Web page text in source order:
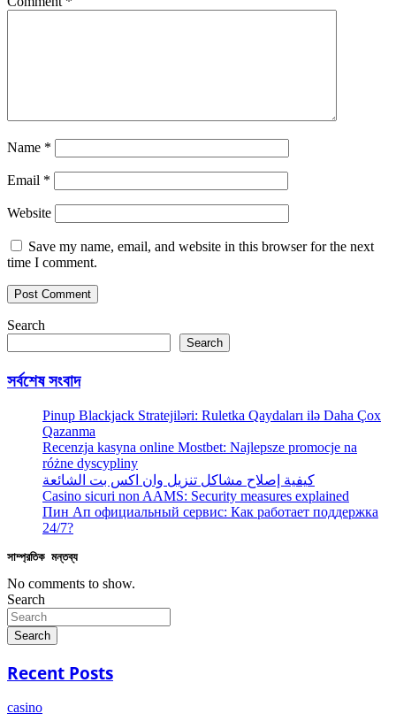
Name *
Email *
Website
Save my name, email, and website in this browser for the next
time I comment.
Search
Search
সর্বশেষ সংবাদ
Pinup Blackjack Stratejiləri: Ruletka Qaydaları ilə Daha Çox
Qazanma
Recenzja kasyna online Mostbet: Najlepsze promocje na
różne dyscypliny
كيفية إصلاح مشاكل تنزيل وان اكس بت الشائعة
Casino sicuri non AAMS: Security measures explained
Пин Ап официальный сервис: Как работает поддержка
24/7?
সাম্প্রতিক মন্তব্য
No comments to show.
Search
Search
Recent Posts
casino